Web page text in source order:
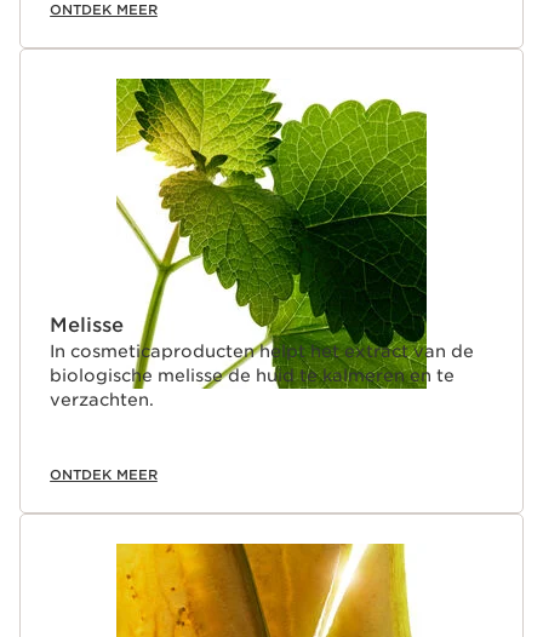
ONTDEK MEER
Melisse
In cosmeticaproducten helpt het extract van de
biologische melisse de huid te kalmeren en te
verzachten.
ONTDEK MEER